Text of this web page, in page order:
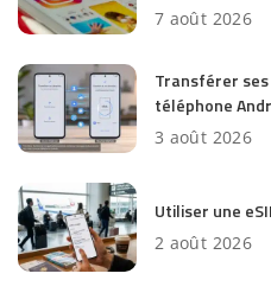
7 août 2026
Transférer
téléphone
3 août 2026
Utiliser une
2 août 2026